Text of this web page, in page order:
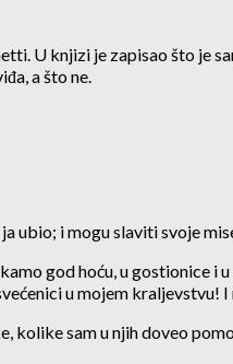
U knjizi je zapisao što je
a što ne.
ubio; i mogu slaviti svoje
god hoću, u gostionice i
u mojem kraljevstvu!
kolike sam u njih doveo